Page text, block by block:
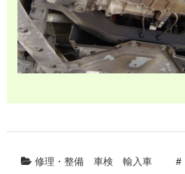
修理・整備 車検 輸入車